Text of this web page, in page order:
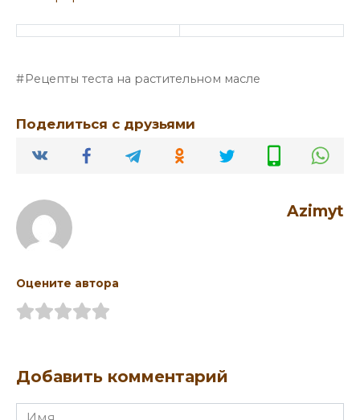
Рецепты теста на растительном масле
Поделиться с друзьями
Azimyt
Оцените автора
Добавить комментарий
Имя